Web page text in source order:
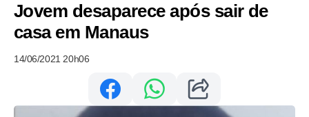
Jovem desaparece após sair de
casa em Manaus
14/06/2021 20h06